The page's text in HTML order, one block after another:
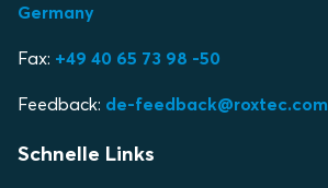
Germany
Fax: +49 40 65 73 98 -50
Feedback: de-feedback@roxtec.com
Schnelle Links